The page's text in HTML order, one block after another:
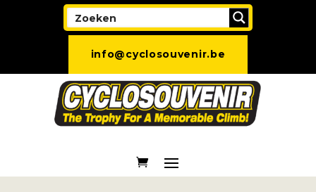
info@cyclosouvenir.be